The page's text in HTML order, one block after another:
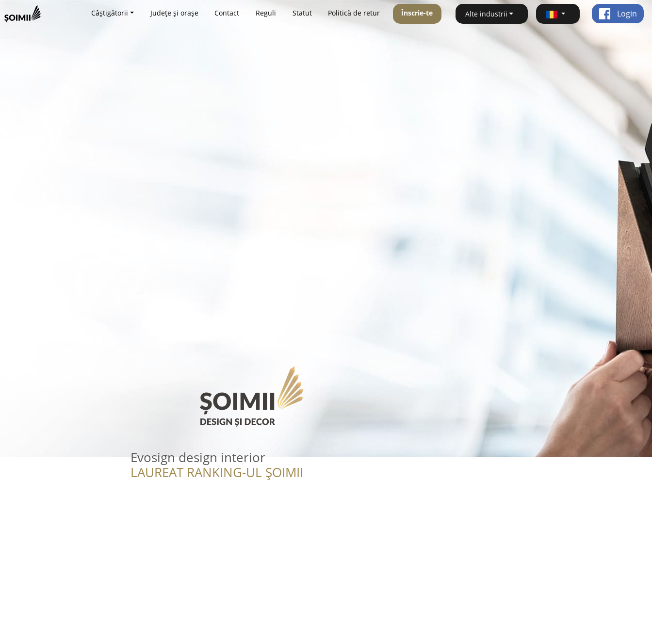
Câștigătorii Județe și orașe Contact Reguli Statut Politică de retur Înscrie-te Alte industrii Login
Evosign design interior
LAUREAT RANKING-UL ȘOIMII